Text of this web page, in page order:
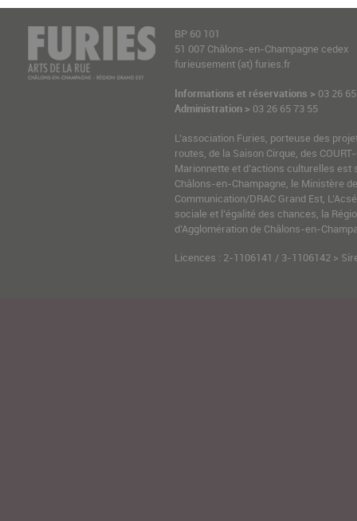
BP 60 101
51 007 Châlons-en-Champagne cedex
furieusement (at) furies.fr
Informations et réservations > 03 26
Administration > 03 26 65 73 55
L’association Furies, porteuse des
routes, de la Saison Cirque, des
Marionnette et d’actions culturelles est
Châlons-en-Champagne, le Ministère
Communication/DRAC Grand Est,
sociale et l’égalité des chances, la
d’Agglomération de Châlons-en-
Licences : 2-1106141 / 3-1106142 >